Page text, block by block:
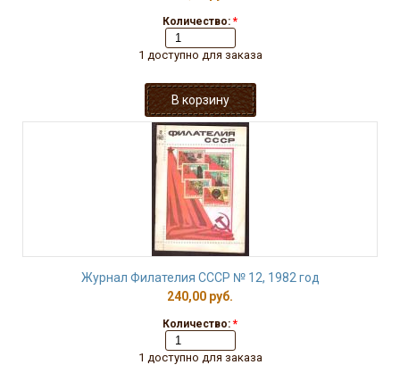
Количество: *
1 доступно для заказа
Журнал Филателия СССР № 12, 1982 год
240,00 руб.
Количество: *
1 доступно для заказа